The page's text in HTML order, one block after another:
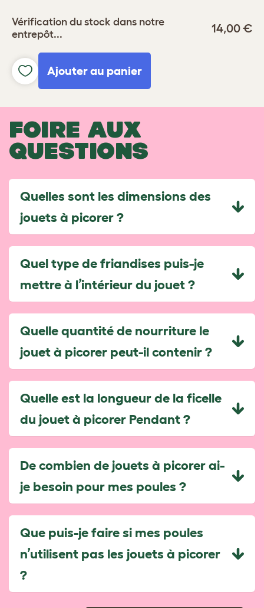
Vérification du stock dans notre
entrepôt...
14,00 €
Ajouter au panier
FOIRE AUX
QUESTIONS
Quelles sont les dimensions des
jouets à picorer ?
Quel type de friandises puis-je
mettre à l’intérieur du jouet ?
Quelle quantité de nourriture le
jouet à picorer peut-il contenir ?
Quelle est la longueur de la ficelle
du jouet à picorer Pendant ?
De combien de jouets à picorer ai-
je besoin pour mes poules ?
Que puis-je faire si mes poules
n’utilisent pas les jouets à picorer
?